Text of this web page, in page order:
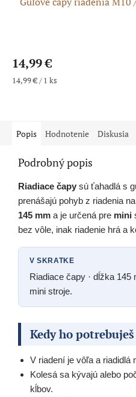
produktu
je
5,0
14,99 €
Jednotková
14,99 € / 1 ks
Popis Hodnotenie Diskusia
Podrobný popis
Riadiace čapy sú ťahadlá s
prenášajú pohyb z riadenia
145 mm a je určená pre mini
bez vôle, inak riadenie hrá a
V SKRATKE
Riadiace čapy · dĺžka 145
mini stroje.
Kedy ho potrebuješ
V riadení je vôľa a riadidlá
Kolesá sa kývajú alebo
kĺbov.